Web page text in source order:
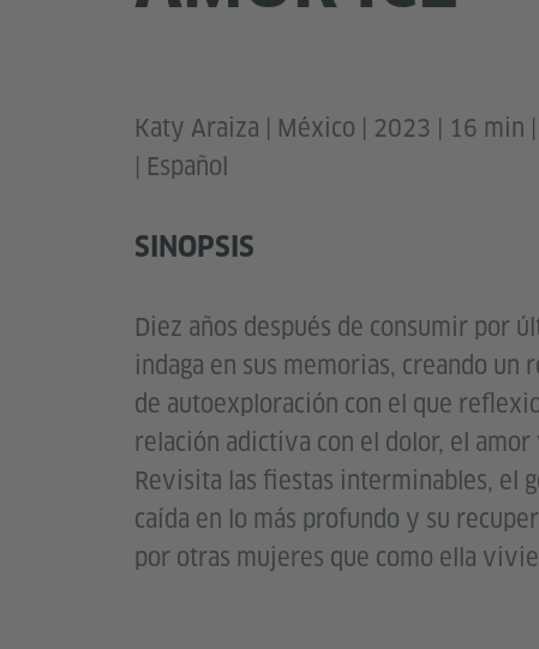
Katy Araiza | México | 2023 | 16 min
| Español
SINOPSIS
Diez años después de consumir por
indaga en sus memorias, creando un
de autoexploración con el que
relación adictiva con el dolor, el amor
Revisita las fiestas interminables, el
caída en lo más profundo y su
por otras mujeres que como ella